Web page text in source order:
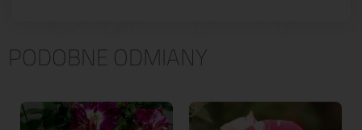
PODOBNE ODMIANY